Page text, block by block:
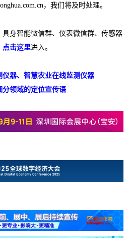
，我们将及时处理。
具身智能微信群、仪表微信群、传感器
点击这里进入。
器、智慧农业在线监测仪器
分领域的定位宣传语